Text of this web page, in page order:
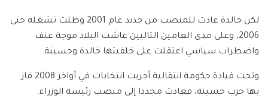
لكن خالدة عادت للمنصب من جديد عام 2001 وظلت تشغله حتى
2006، وعلى مدى العامين التاليين عاشت البلاد موجة عنف
واضطراب سياسي اعتقلت على خلفيتها خالدة وحسينة.
وتحت قيادة حكومة انتقالية أجريت انتخابات في أواخر 2008 فاز
بها حزب حسينة، فعادت مجددا إلى منصب رئيسة الوزراء.